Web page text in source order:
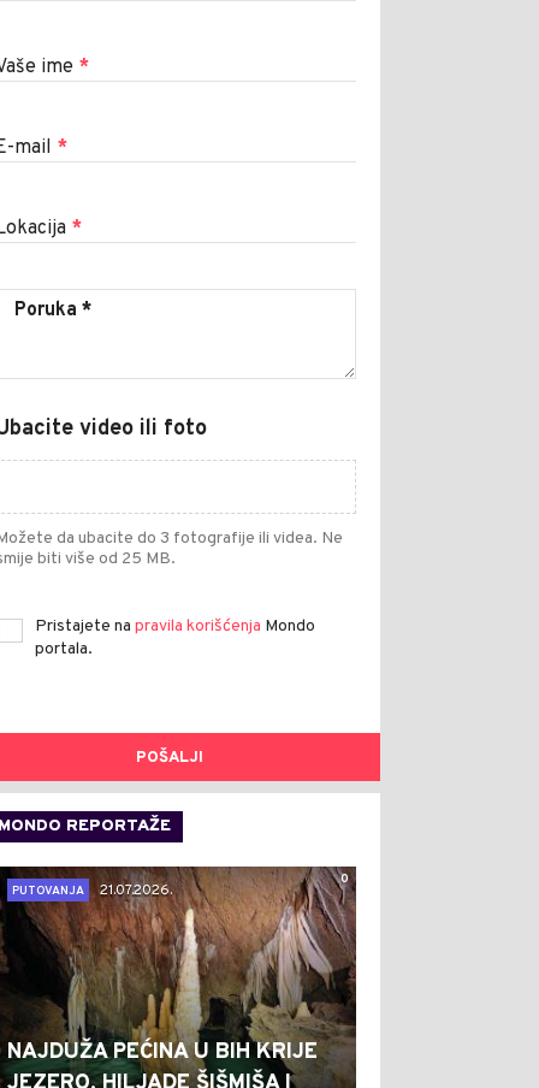
ime *
mail *
*
video ili foto
da ubacite do 3 fotografije ili videa. Ne
biti više od 25 MB.
Pristajete na pravila korišćenja Mondo
portala.
POŠALJI
MONDO REPORTAŽE
0
PUTOVANJA
21.07.2026.
NAJDUŽA PEĆINA U BIH KRIJE